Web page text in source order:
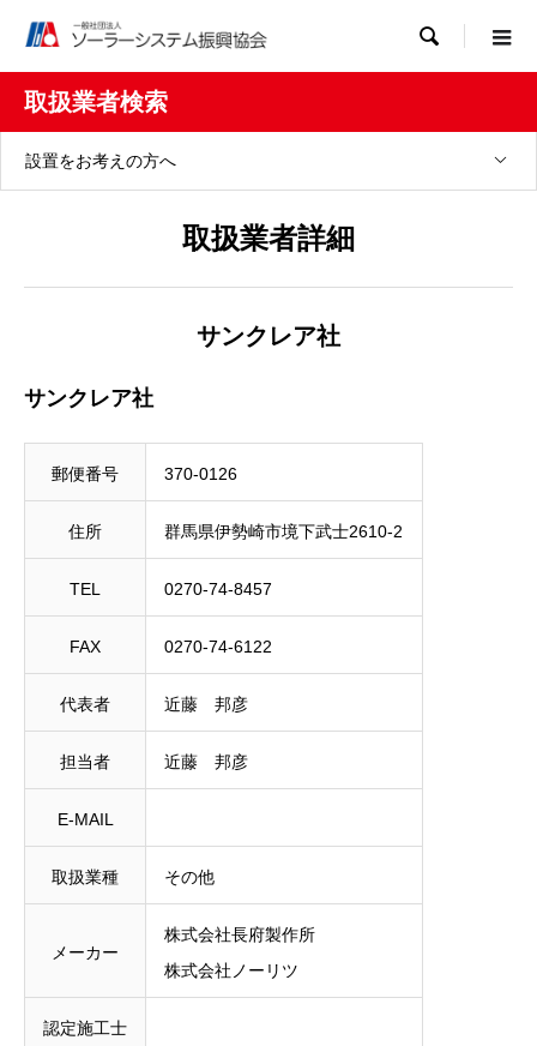

取扱業者検索
設置をお考えの方へ
取扱業者詳細
サンクレア社
サンクレア社
郵便番号 370-0126
住所 群馬県伊勢崎市境下武士2610-2
TEL 0270-74-8457
FAX 0270-74-6122
代表者 近藤 邦彦
担当者 近藤 邦彦
E-MAIL
取扱業種 その他
メーカー
株式会社長府製作所
株式会社ノーリツ
認定施工士